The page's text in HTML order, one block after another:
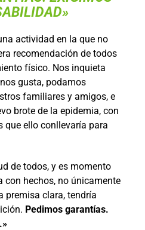
actividad en la que no
recomendación de todos
físico. Nos inquieta
gusta, podamos
familiares y amigos, e
brote de la epidemia, con
que ello conllevaría para
de todos, y es momento
con hechos, no únicamente
premisa clara, tendría
Pedimos garantías.